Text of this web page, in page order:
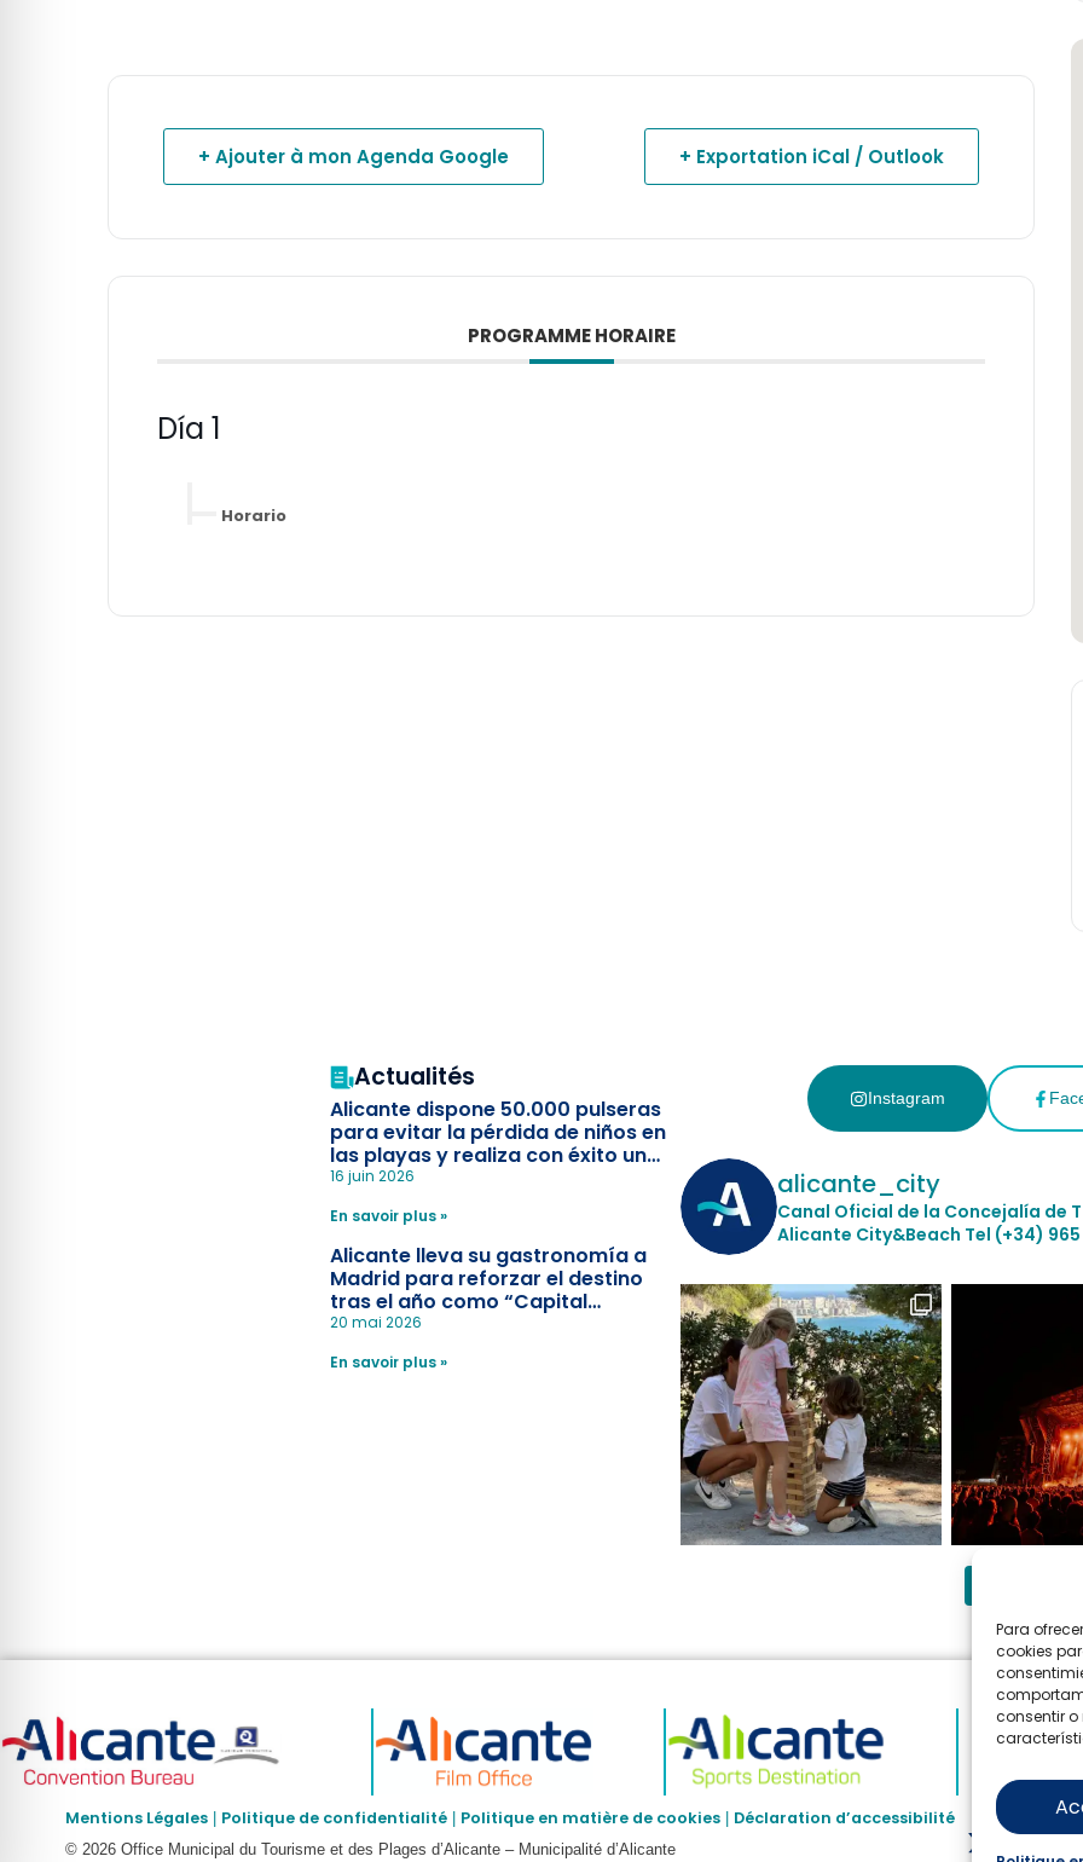
Para
cookies
consentir
+ Ajouter à mon Agenda Google + Exportation iCal / Outlook
PROGRAMME HORAIRE
Día 1
Horario
Actualités
Alicante dispone 50.000 pulseras
para evitar la pérdida de niños en
las playas y realiza con éxito un
simulacro de socorrismo
16 juin 2026
En savoir plus »
Alicante lleva su gastronomía a
Madrid para reforzar el destino
tras el año como “Capital
Española”
20 mai 2026
En savoir plus »
Instagram
alicante_city
Canal Oficial de la Concejalía de
Alicante City&Beach Tel (+34) 965
Mentions Légales| Politique de confidentialité| Politique en matière de cookies| Déclaration d’accessibilité
© 2026 Office Municipal du Tourisme et des Plages d’Alicante – Municipalité d’Alicante